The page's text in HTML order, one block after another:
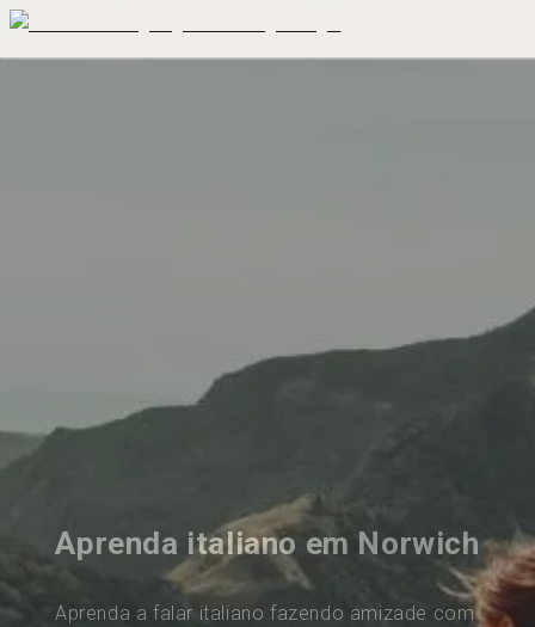
Aprenda italiano em Norwich
Aprenda a falar italiano fazendo amizade com